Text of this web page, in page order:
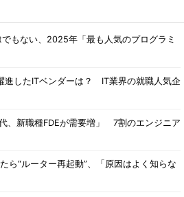
もない、2025年「最も人気のプログラミ
進したITベンダーは？ IT業界の就職人気企
、新職種FDEが需要増」 7割のエンジニア
ら“ルーター再起動”、「原因はよく知らな